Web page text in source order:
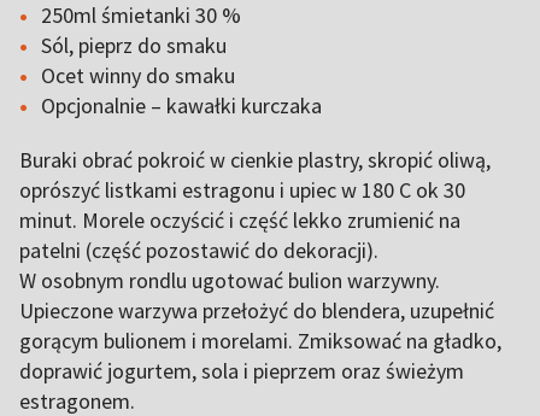
250ml śmietanki 30 %
Sól, pieprz do smaku
Ocet winny do smaku
Opcjonalnie – kawałki kurczaka
Buraki obrać pokroić w cienkie plastry, skropić oliwą,
oprószyć listkami estragonu i upiec w 180 C ok 30
minut. Morele oczyścić i część lekko zrumienić na
patelni (część pozostawić do dekoracji).
W osobnym rondlu ugotować bulion warzywny.
Upieczone warzywa przełożyć do blendera, uzupełnić
gorącym bulionem i morelami. Zmiksować na gładko,
doprawić jogurtem, sola i pieprzem oraz świeżym
estragonem.